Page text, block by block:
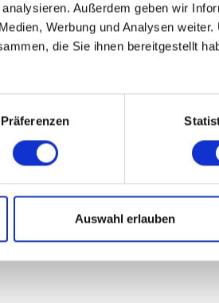
Außerdem geben wir
Werbung und Analysen
die Sie ihnen bereitgestellt
Präferenzen
Auswahl erlauben
Wir
Ob großes
kümmern. Mit
Zeit. So könnt ihr
etwas Gutes,
Rest wird digital